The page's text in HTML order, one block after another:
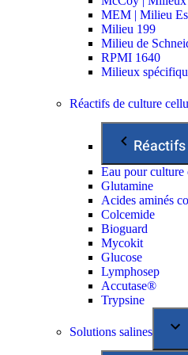
MEM | Milieu
Milieu 199
Milieu de
RPMI 1640
Milieux
Réactifs de culture
Eau pour culture
Glutamine
Acides aminés
Colcemide
Bioguard
Mycokit
Glucose
Lymphosep
Accutase®
Trypsine
Solutions salines